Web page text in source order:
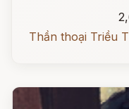
Thần thoại Triều